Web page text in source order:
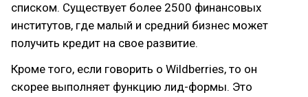
списком. Существует более 2500 финансовых
институтов, где малый и средний бизнес может
получить кредит на свое развитие.
Кроме того, если говорить о Wildberries, то он
скорее выполняет функцию лид-формы. Это